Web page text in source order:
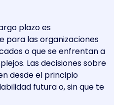
plazo es
las organizaciones
o que se enfrentan a
Las decisiones sobre
desde el principio
futura o, sin que te